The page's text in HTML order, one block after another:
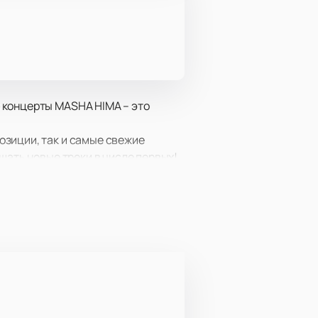
MASHA HIMA – это
так и самые свежие
новые треки в числе первых!
и конечно же, обаяние